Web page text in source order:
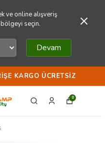
ve online alışveriş
seçin.
Devam
KARGO ÜCRETSIZ
0